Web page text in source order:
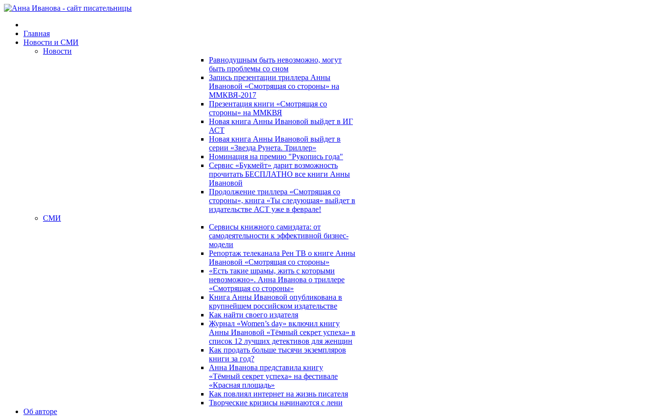
Главная
Новости и СМИ
Новости
Равнодушным быть невозможно, могут
быть проблемы со сном
Запись презентации триллера Анны
Ивановой «Смотрящая со стороны» на
ММКВЯ-2017
Презентация книги «Смотрящая со
стороны» на ММКВЯ
Новая книга Анны Ивановой выйдет в ИГ
АСТ
Новая книга Анны Ивановой выйдет в
серии «Звезда Рунета. Триллер»
Номинация на премию "Рукопись года"
Сервис «Букмейт» дарит возможность
прочитать БЕСПЛАТНО все книги Анны
Ивановой
Продолжение триллера «Смотрящая со
стороны», книга «Ты следующая» выйдет в
издательстве АСТ уже в феврале!
СМИ
Сервисы книжного самиздата: от
самодеятельности к эффективной бизнес-
модели
Репортаж телеканала Рен ТВ о книге Анны
Ивановой «Смотрящая со стороны»
«Есть такие шрамы, жить с которыми
невозможно». Анна Иванова о триллере
«Смотрящая со стороны»
Книга Анны Ивановой опубликована в
крупнейшем российском издательстве
Как найти своего издателя
Журнал «Women’s day» включил книгу
Анны Ивановой «Тёмный секрет успеха» в
список 12 лучших детективов для женщин
Как продать больше тысячи экземпляров
книги за год?
Анна Иванова представила книгу
«Тёмный секрет успеха» на фестивале
«Красная площадь»
Как повлиял интернет на жизнь писателя
Творческие кризисы начинаются с лени
Об авторе